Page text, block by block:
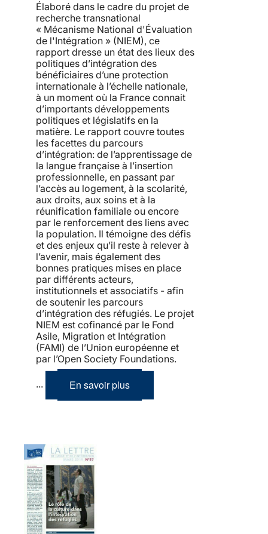
Élaboré dans le cadre du projet de
recherche transnational
« Mécanisme National d'Évaluation
de l'Intégration » (NIEM), ce
rapport dresse un état des lieux des
politiques d’intégration des
bénéficiaires d’une protection
internationale à l’échelle nationale,
à un moment où la France connait
d’importants développements
politiques et législatifs en la
matière. Le rapport couvre toutes
les facettes du parcours
d’intégration: de l’apprentissage de
la langue française à l’insertion
professionnelle, en passant par
l’accès au logement, à la scolarité,
aux droits, aux soins et à la
réunification familiale ou encore
par le renforcement des liens avec
la population. Il témoigne des défis
et des enjeux qu’il reste à relever à
l’avenir, mais également des
bonnes pratiques mises en place
par différents acteurs,
institutionnels et associatifs - afin
de soutenir les parcours
d’intégration des réfugiés. Le projet
NIEM est cofinancé par le Fond
Asile, Migration et Intégration
(FAMI) de l’Union européenne et
par l’Open Society Foundations.
... En savoir plus